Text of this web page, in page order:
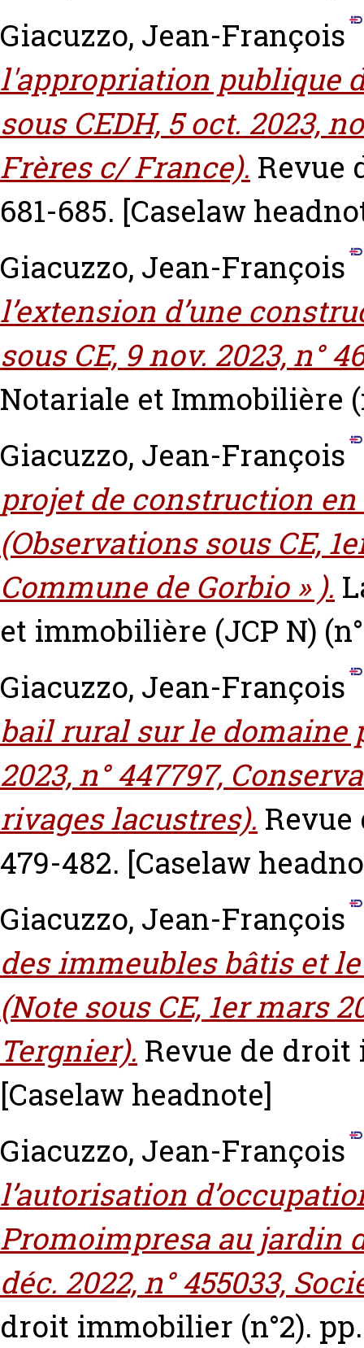
Giacuzzo, Jean-François
l'appropriation publique
sous CEDH, 5 oct. 2023,
Frères c/ France). Revue
681-685. [Caselaw
Giacuzzo, Jean-François
l’extension d’une
sous CE, 9 nov. 2023, n°
Notariale et Immobilière
Giacuzzo, Jean-François
projet de construction
(Observations sous CE,
Commune de Gorbio » ).
et immobilière (JCP N)
Giacuzzo, Jean-François
bail rural sur le domaine
2023, n° 447797,
rivages lacustres).
479-482. [Caselaw
Giacuzzo, Jean-François
des immeubles bâtis et
(Note sous CE, 1er mars
Tergnier). Revue de droit
[Caselaw headnote]
Giacuzzo, Jean-François
l’autorisation
Promoimpresa au jardin
déc. 2022, n° 455033,
droit immobilier (n°2).